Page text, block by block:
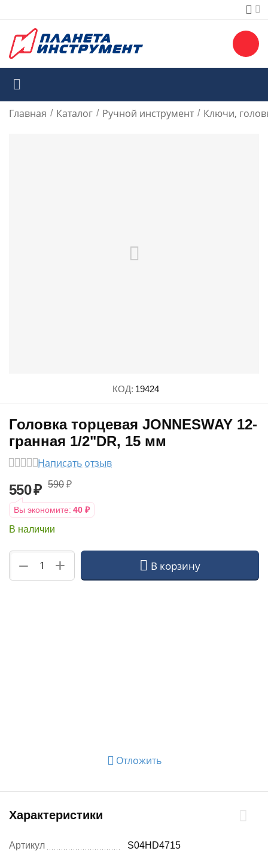
Главная / Каталог / Ручной инструмент / Ключи,
КОД: 19424
Головка торцевая JONNESWAY 12-
гранная 1/2"DR, 15 мм
Написать отзыв
550₽ 590 ₽
Вы экономите: 40 ₽
В наличии
+
− В корзину
Отложить
Характеристики
Артикул S04HD4715